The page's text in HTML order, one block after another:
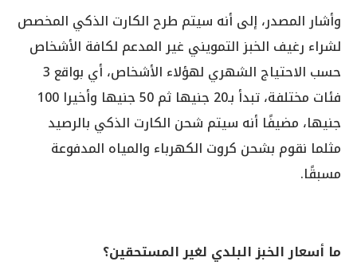
وأشار المصدر، إلى أنه سيتم طرح الكارت الذكي المخصص
لشراء رغيف الخبز التمويني غير المدعم لكافة الأشخاص
حسب الاحتياج الشهري لهؤلاء الأشخاص، أي بواقع 3
فئات مختلفة، تبدأ بـ20 جنيها ثم 50 جنيها وأخيرا 100
جنيها، مضيفًا أنه سيتم شحن الكارت الذكي بالرصيد
مثلما نقوم بشحن كروت الكهرباء والمياه المدفوعة
مسبقًا.
ما أسعار الخبز البلدي لغير المستحقين؟